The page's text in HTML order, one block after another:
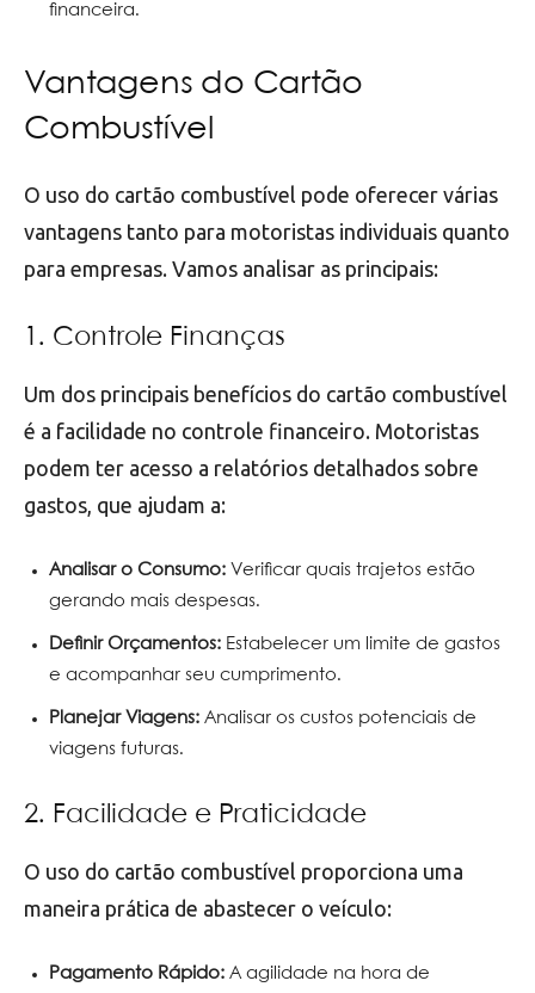
financeira.
Vantagens do Cartão
Combustível
O uso do cartão combustível pode oferecer várias
vantagens tanto para motoristas individuais quanto
para empresas. Vamos analisar as principais:
1. Controle Finanças
Um dos principais benefícios do cartão combustível
é a facilidade no controle financeiro. Motoristas
podem ter acesso a relatórios detalhados sobre
gastos, que ajudam a:
Analisar o Consumo: Verificar quais trajetos estão
gerando mais despesas.
Definir Orçamentos: Estabelecer um limite de gastos
e acompanhar seu cumprimento.
Planejar Viagens: Analisar os custos potenciais de
viagens futuras.
2. Facilidade e Praticidade
O uso do cartão combustível proporciona uma
maneira prática de abastecer o veículo:
Pagamento Rápido: A agilidade na hora de